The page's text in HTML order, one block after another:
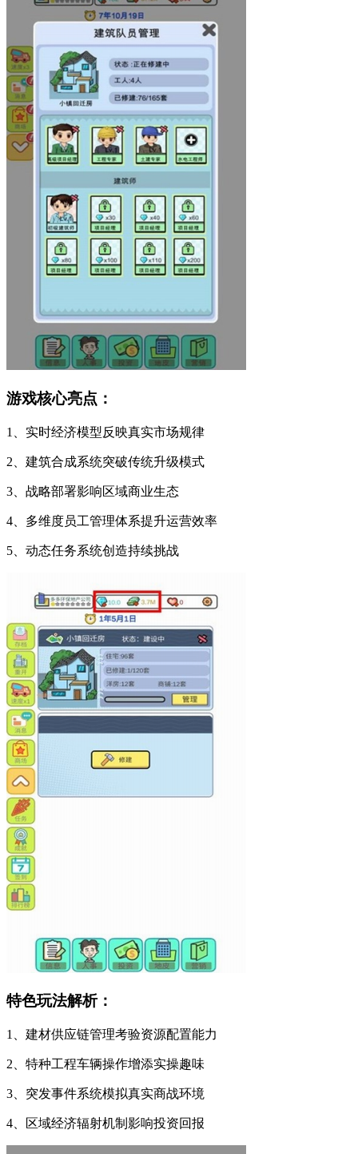
游戏核心亮点：
1、实时经济模型反映真实市场规律
2、建筑合成系统突破传统升级模式
3、战略部署影响区域商业生态
4、多维度员工管理体系提升运营效率
5、动态任务系统创造持续挑战
特色玩法解析：
1、建材供应链管理考验资源配置能力
2、特种工程车辆操作增添实操趣味
3、突发事件系统模拟真实商战环境
4、区域经济辐射机制影响投资回报